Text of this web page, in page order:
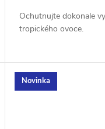
Ochutnujte dokonale
tropického ovoce.
Novinka